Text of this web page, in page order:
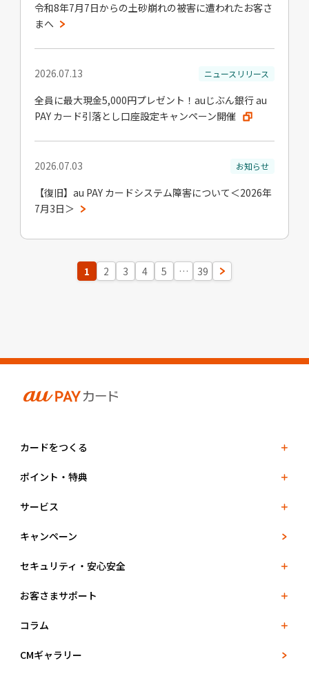
令和8年7月7日からの土砂崩れの被害に遭われたお客さ
まへ
2026.07.13 ニュースリリース
全員に最大現金5,000円プレゼント！auじぶん銀行 au
PAY カード引落とし口座設定キャンペーン開催
2026.07.03 お知らせ
【復旧】au PAY カードシステム障害について＜2026年
7月3日＞
1 2 3 4 5 … 39
カードをつくる
ポイント・特典
サービス
キャンペーン
セキュリティ・安心安全
お客さまサポート
コラム
CMギャラリー